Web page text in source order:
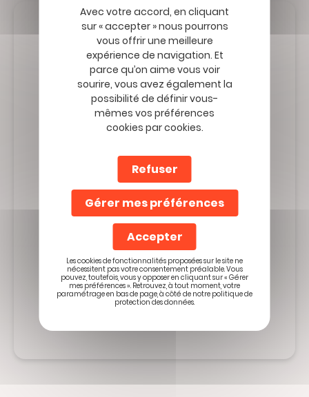
Abonnez-vous à
la Minute
Prévention
remplir
champ
Je souhaite recevoir les promotions et
informations sur les offres de Mobilité
Mutuelle par email
Je souhaite recevoir les conseils
Avec votre accord, en cliquant
sur « accepter » nous pourrons
vous offrir une meilleure
expérience de navigation. Et
parce qu’on aime vous voir
sourire, vous avez également la
possibilité de définir vous-
mêmes vos préférences
cookies par cookies.
Refuser
Gérer mes préférences
Accepter
Les cookies de fonctionnalités proposées sur le site ne
nécessitent pas votre consentement préalable. Vous
pouvez, toutefois, vous y opposer en cliquant sur « Gérer
mes préférences ». Retrouvez, à tout moment, votre
paramétrage en bas de page, à côté de notre politique de
protection des données.